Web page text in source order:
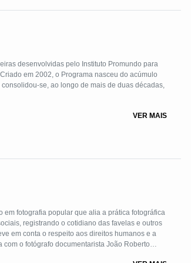
desenvolvidas pelo Instituto Promundo para
em 2002, o Programa nasceu do acúmulo
se, ao longo de mais de duas décadas,
sociais, atravessadas por expectativas
Nacional de Atenção Integral à Saúde do
resultados em múltiplos níveis: individual,
VER MAIS
em fotografia popular que alia a prática fotográfica
registrando o cotidiano das favelas e outros
em conta o respeito aos direitos humanos e a